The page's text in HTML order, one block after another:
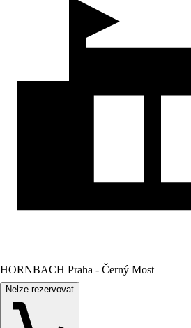
HORNBACH Praha - Černý Most
Nelze rezervovat